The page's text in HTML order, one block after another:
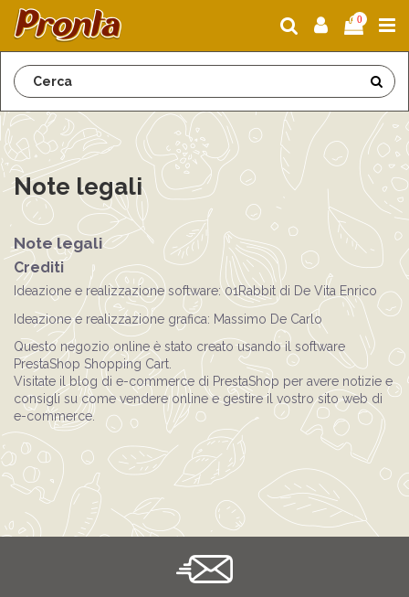
0
Home Note legali
Note legali
Note legali
Crediti
Ideazione e realizzazione software:01Rabbit di De Vita Enrico
Ideazione e realizzazione grafica: Massimo De Carlo
Questo negozio online è stato creato usandoil software
PrestaShop Shopping Cart
Visitate il blog di e-commerce di PrestaShop per avere notizie e
consigli su come vendere online e gestire il vostro sito web di
e-commerce.